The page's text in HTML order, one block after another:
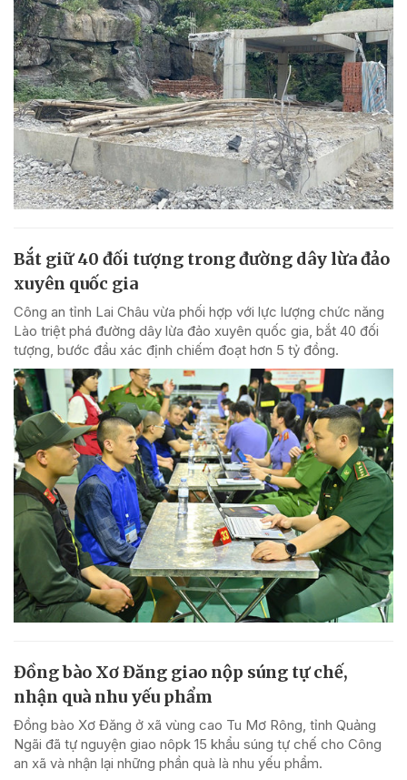
Bắt giữ 40 đối tượng trong đường dây lừa đảo
xuyên quốc gia
Công an tỉnh Lai Châu vừa phối hợp với lực lượng chức năng
Lào triệt phá đường dây lừa đảo xuyên quốc gia, bắt 40 đối
tượng, bước đầu xác định chiếm đoạt hơn 5 tỷ đồng.
Đồng bào Xơ Đăng giao nộp súng tự chế,
nhận quà nhu yếu phẩm
Đồng bào Xơ Đăng ở xã vùng cao Tu Mơ Rông, tỉnh Quảng
Ngãi đã tự nguyện giao nôpk 15 khẩu súng tự chế cho Công
an xã và nhận lại những phần quà là nhu yếu phẩm.